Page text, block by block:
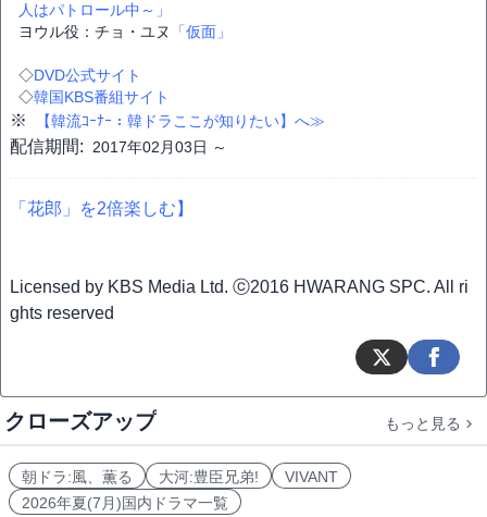
人はパトロール中～」
ヨウル役：チョ・ユヌ
「仮面」
◇DVD公式サイト
◇韓国KBS番組サイト
※ 【韓流ｺｰﾅｰ：韓ドラここが知りたい】へ≫
配信期間: 2017年02月03日 ～
「花郎」を2倍楽しむ】
Licensed by KBS Media Ltd. ⓒ2016 HWARANG SPC. All ri
ghts reserved
クローズアップ もっと見る
朝ドラ:風、薫る 大河:豊臣兄弟!
VIVANT
2026年夏(7月)国内ドラマ一覧